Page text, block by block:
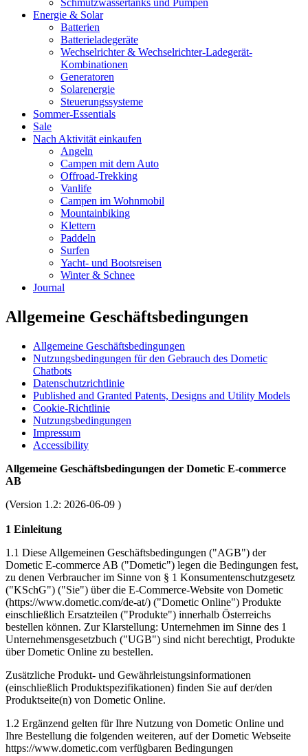
Schmutzwassertanks und Pumpen
Energie & Solar
Batterien
Batterieladegeräte
Wechselrichter & Wechselrichter-Ladegerät-
Kombinationen
Generatoren
Solarenergie
Steuerungssysteme
Sommer-Essentials
Sale
Nach Aktivität einkaufen
Angeln
Campen mit dem Auto
Offroad-Trekking
Vanlife
Campen im Wohnmobil
Mountainbiking
Klettern
Paddeln
Surfen
Yacht- und Bootsreisen
Winter & Schnee
Journal
Allgemeine Geschäftsbedingungen
Allgemeine Geschäftsbedingungen
Nutzungsbedingungen für den Gebrauch des Dometic
Chatbots
Datenschutzrichtlinie
Published and Granted Patents, Designs and Utility Models
Cookie-Richtlinie
Nutzungsbedingungen
Impressum
Accessibility
Allgemeine Geschäftsbedingungen der Dometic E-commerce
AB
(Version 1.2: 2026-06-09 )
1 Einleitung
1.1 Diese Allgemeinen Geschäftsbedingungen ("AGB") der
Dometic E-commerce AB ("Dometic") legen die Bedingungen fest,
zu denen Verbraucher im Sinne von § 1 Konsumentenschutzgesetz
("KSchG") ("Sie") über die E-Commerce-Website von Dometic
(https://www.dometic.com/de-at/) ("Dometic Online") Produkte
einschließlich Ersatzteilen ("Produkte") innerhalb Österreichs
bestellen können. Zur Klarstellung: Unternehmen im Sinne des 1
Unternehmensgesetzbuch ("UGB") sind nicht berechtigt, Produkte
über Dometic Online zu bestellen.
Zusätzliche Produkt- und Gewährleistungsinformationen
(einschließlich Produktspezifikationen) finden Sie auf der/den
Produktseite(n) von Dometic Online.
1.2 Ergänzend gelten für Ihre Nutzung von Dometic Online und
Ihre Bestellung die folgenden weiteren, auf der Dometic Webseite
https://www.dometic.com verfügbaren Bedingungen